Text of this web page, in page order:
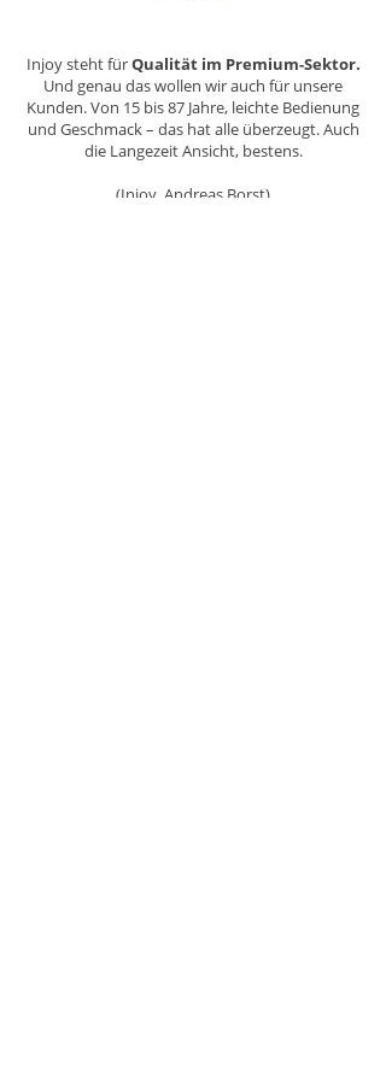
Injoy steht fürQualität im Premium-Sektor.
Und genau das wollen wir auch für unsere
Kunden. Von 15 bis 87 Jahre, leichte Bedienung
und Geschmack – das hat alle überzeugt. Auch
die Langezeit Ansicht, bestens.
(Injoy, Andreas Borst)